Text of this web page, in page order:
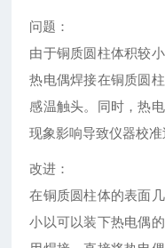
问题：
由于铜质圆柱体积较
热电偶焊接在铜质圆
感温触头。同时，热
现象影响导致仪器校准
改进：
在铜质圆柱体的表面
小以可以装下热电偶